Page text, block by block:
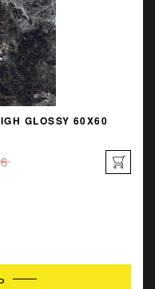
GLOSSY 60X60